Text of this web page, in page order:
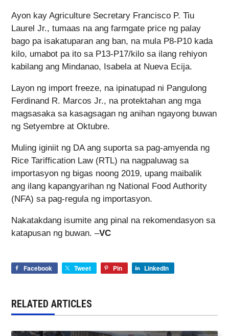
Ayon kay Agriculture Secretary Francisco P. Tiu
Laurel Jr., tumaas na ang farmgate price ng palay
bago pa isakatuparan ang ban, na mula P8-P10 kada
kilo, umabot pa ito sa P13-P17/kilo sa ilang rehiyon
kabilang ang Mindanao, Isabela at Nueva Ecija.
Layon ng import freeze, na ipinatupad ni Pangulong
Ferdinand R. Marcos Jr., na protektahan ang mga
magsasaka sa kasagsagan ng anihan ngayong buwan
ng Setyembre at Oktubre.
Muling iginiit ng DA ang suporta sa pag-amyenda ng
Rice Tariffication Law (RTL) na nagpaluwag sa
importasyon ng bigas noong 2019, upang maibalik
ang ilang kapangyarihan ng National Food Authority
(NFA) sa pag-regula ng importasyon.
Nakatakdang isumite ang pinal na rekomendasyon sa
katapusan ng buwan. –VC
Facebook Tweet Pin LinkedIn
RELATED ARTICLES